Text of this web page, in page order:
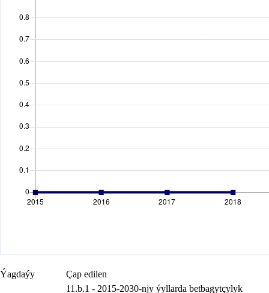
Ýagdaýy Çap edilen
11.b.1 - 2015-2030-njy ýyllarda betbagytçylyk